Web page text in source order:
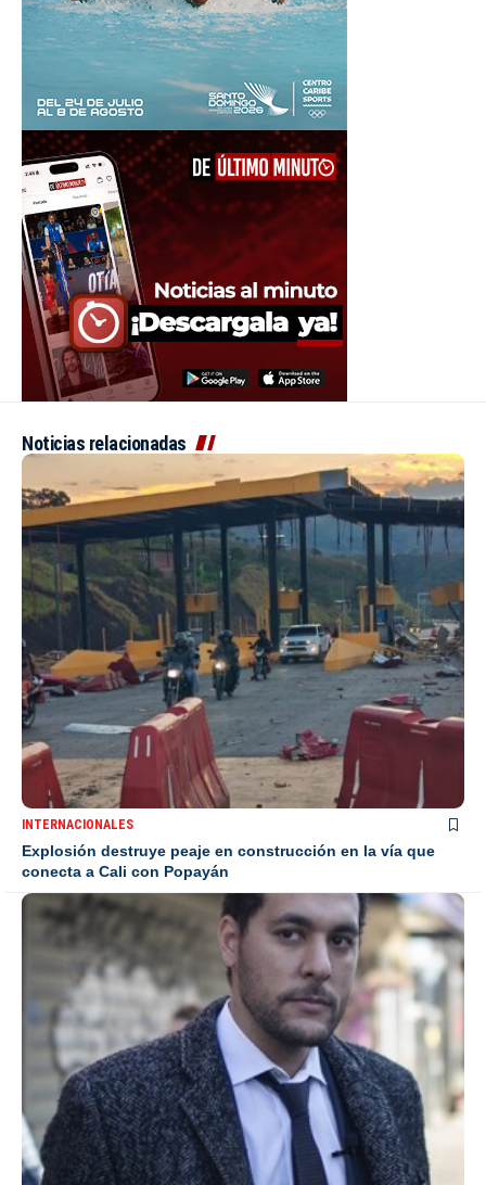
Noticias relacionadas
INTERNACIONALES
Explosión destruye peaje en construcción en la vía que
conecta a Cali con Popayán